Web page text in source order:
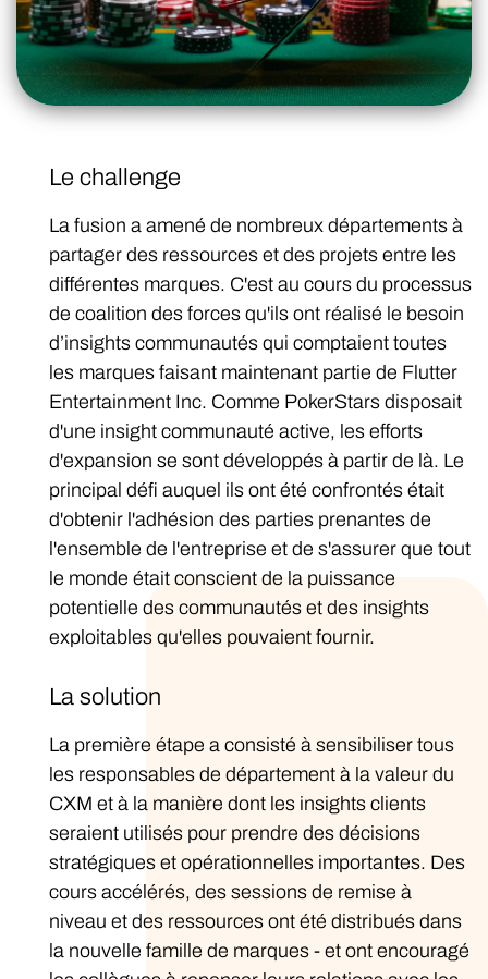
Le challenge
La fusion a amené de nombreux départements à
partager des ressources et des projets entre les
différentes marques. C'est au cours du processus
de coalition des forces qu'ils ont réalisé le besoin
d’insights communautés qui comptaient toutes
les marques faisant maintenant partie de Flutter
Entertainment Inc. Comme PokerStars disposait
d'une insight communauté active, les efforts
d'expansion se sont développés à partir de là. Le
principal défi auquel ils ont été confrontés était
d'obtenir l'adhésion des parties prenantes de
l'ensemble de l'entreprise et de s'assurer que tout
le monde était conscient de la puissance
potentielle des communautés et des insights
exploitables qu'elles pouvaient fournir.
La solution
La première étape a consisté à sensibiliser tous
les responsables de département à la valeur du
CXM et à la manière dont les insights clients
seraient utilisés pour prendre des décisions
stratégiques et opérationnelles importantes. Des
cours accélérés, des sessions de remise à
niveau et des ressources ont été distribués dans
la nouvelle famille de marques - et ont encouragé